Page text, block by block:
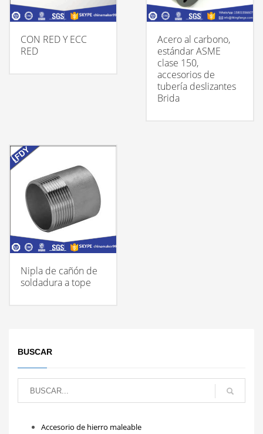
CON RED Y ECC
RED
Acero al carbono,
estándar ASME
clase 150,
accesorios de
tubería deslizantes
Brida
Nipla de cañón de
soldadura a tope
BUSCAR
Accesorio de hierro maleable